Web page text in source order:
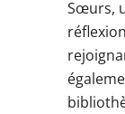
Sœurs,